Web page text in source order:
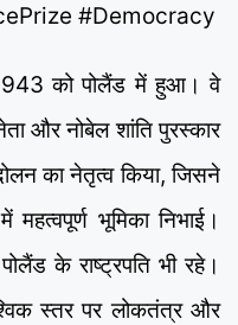
#Democracy
को पोलैंड में हुआ। वे
और नोबेल शांति पुरस्कार
का नेतृत्व किया, जिसने
भूमिका निभाई।
के राष्ट्रपति भी रहे।
स्तर पर लोकतंत्र और